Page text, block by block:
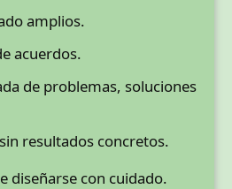
amplios.
acuerdos.
de problemas, soluciones
resultados concretos.
diseñarse con cuidado.